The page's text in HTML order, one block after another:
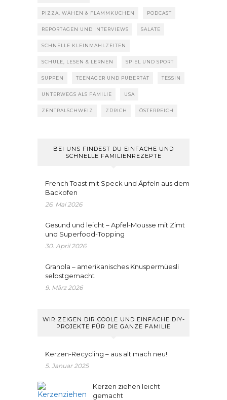
PIZZA, WÄHEN & FLAMMKUCHEN PODCAST
REPORTAGEN UND INTERVIEWS SALATE
SCHNELLE KLEINMAHLZEITEN
SCHULE, LESEN & LERNEN SPIEL UND SPORT
SUPPEN TEENAGER UND PUBERTÄT TESSIN
UNTERWEGS ALS FAMILIE USA
ZENTRALSCHWEIZ ZÜRICH ÖSTERREICH
BEI UNS FINDEST DU EINFACHE UND
SCHNELLE FAMILIENREZEPTE
French Toast mit Speck und Äpfeln aus dem
Backofen
26. Mai 2026
Gesund und leicht – Apfel-Mousse mit Zimt
und Superfood-Topping
30. April 2026
Granola – amerikanisches Knuspermüesli
selbstgemacht
9. März 2026
WIR ZEIGEN DIR COOLE UND EINFACHE DIY-
PROJEKTE FÜR DIE GANZE FAMILIE
Kerzen-Recycling – aus alt mach neu!
5. Januar 2025
Kerzen ziehen leicht
gemacht